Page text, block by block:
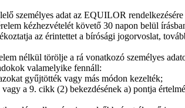
személyes adat az EQUILOR
kézhezvételét követő 30 napon belül
az érintettet a bírósági jogorvoslat,
nélkül törölje a rá vonatkozó személyes
valamelyike fennáll:
gyűjtötték vagy más módon kezelték;
a 9. cikk (2) bekezdésének a) pontja